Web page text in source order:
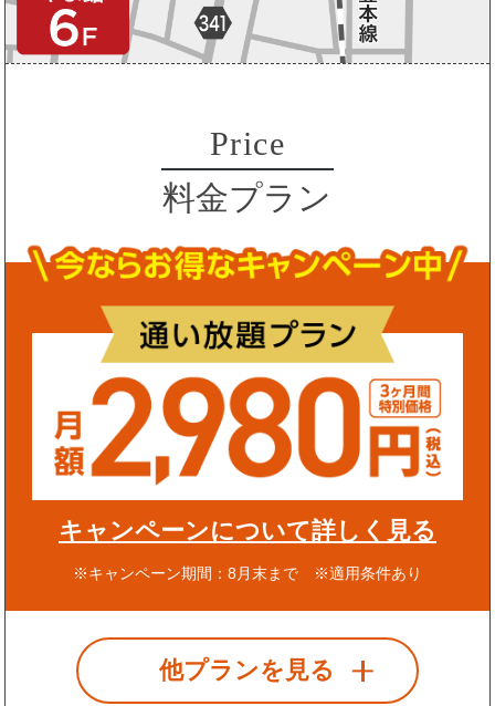
Price
料金プラン
キャンペーンについて詳しく見る
※キャンペーン期間：8月末まで ※適用条件あり
他プランを見る